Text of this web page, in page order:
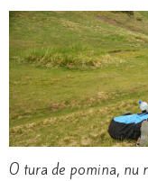
O tura de pomina, nu